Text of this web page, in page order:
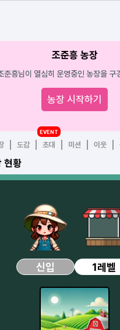
조준흥 농장
준흥님이 열심히 운영중인 농장을 구
농장 시작하기
도감 초대
EVENT
미션 이웃
현황
신입 1레벨